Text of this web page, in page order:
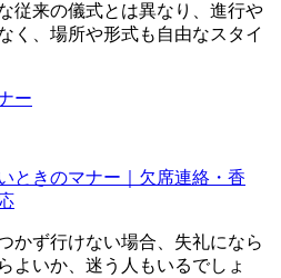
従来の儀式とは異なり、進行や
く、場所や形式も自由なスタイ
ー
ときのマナー｜欠席連絡・香
かず行けない場合、失礼になら
よいか、迷う人もいるでしょ